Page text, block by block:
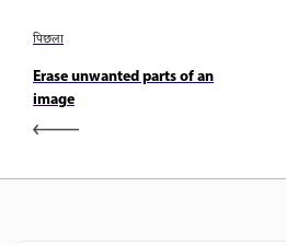
पिछला
Erase unwanted parts of an
image